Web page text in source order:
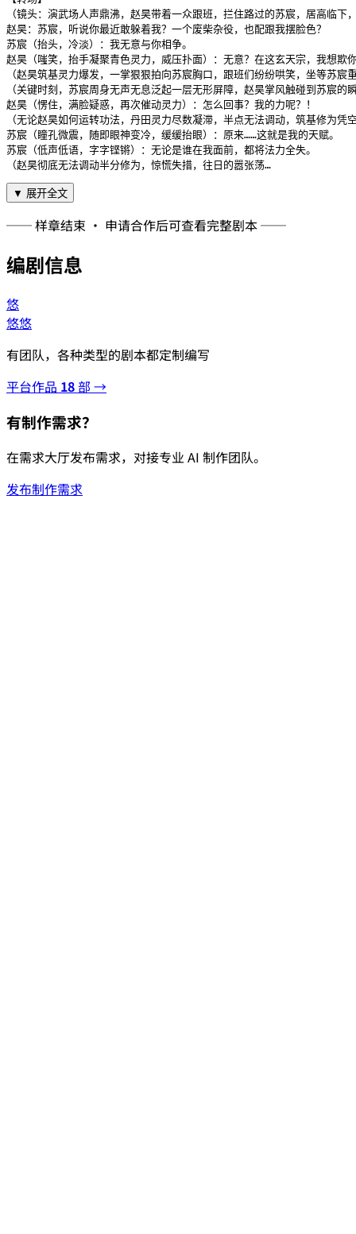
（镜头：演武场人声鼎沸，赵昊带着一众跟班，拦住路过的苏宸，居高临下
赵昊：苏宸，听说你最近敢躲着我？一个废柴杂役，也配跟我摆脸色？
苏宸（抬头，冷淡）：我无意与你相争。
赵昊（嗤笑，抬手凝聚青色灵力，威压扑面）：无意？在这玄天宗，我想欺
（赵昊筑基灵力爆发，一掌狠狠拍向苏宸胸口，跟班们纷纷哄笑，坐等苏宸
（关键时刻，苏宸周身无声无息泛起一层无形屏障，赵昊掌风触碰到苏宸的
赵昊（愣住，满脸疑惑，再次催动灵力）：怎么回事？我的力呢？！
（无论赵昊如何运转功法，丹田灵力尽数凝滞，半点无法调动，筑基修为凭
苏宸（瞳孔微震，随即眼神变冷，缓缓抬眼）：原来……这就是我的天赋。
苏宸（低声低语，字字铿锵）：无论是谁在我面前，都将法力全失。
（赵昊彻底无法调动半分修为，惊慌失措，往日的嚣张荡…
▼ 展开全文
── 样章结束 · 申请合作后可查看完整剧本 ──
编剧信息
悠
悠悠
有团队，各种类型的剧本都定制编写
平台作品 18部 →
有制作需求？
在需求大厅发布需求，对接专业 AI 制作团队。
发布制作需求